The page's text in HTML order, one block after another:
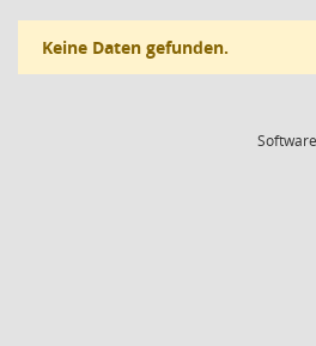
Keine Daten gefunden.